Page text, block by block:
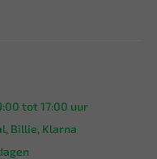
tot 17:00 uur
Billie, Klarna